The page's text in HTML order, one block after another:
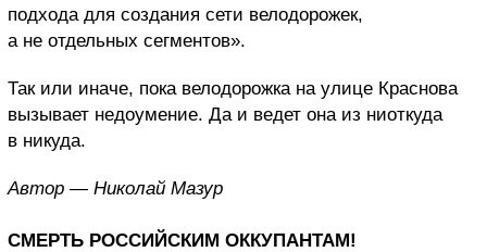
подхода для создания сети велодорожек,
а не отдельных сегментов».
Так или иначе, пока велодорожка на улице Краснова
вызывает недоумение. Да и ведет она из ниоткуда
в никуда.
Автор — Николай Мазур
СМЕРТЬ РОССИЙСКИМ ОККУПАНТАМ!